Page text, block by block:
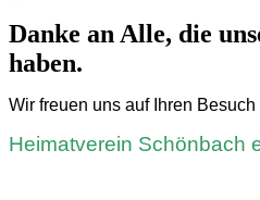
Danke an Alle, die
haben.
Wir freuen uns auf Ihren
Heimatverein Schönbach